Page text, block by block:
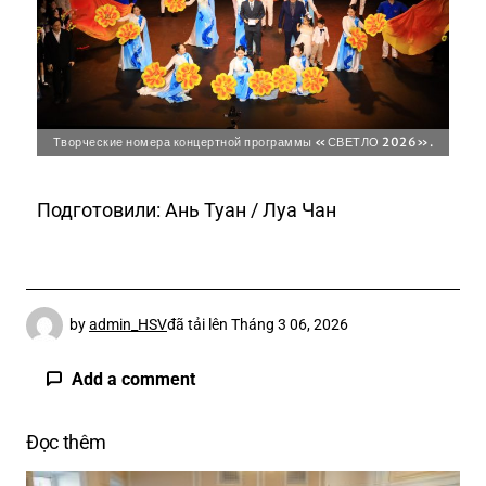
Творческие номера концертной программы «СВЕТЛО 2026».
Подготовили: Ань Туан / Луа Чан
byadmin_HSVđã tải lên Tháng 3 06, 2026
Add a comment
Email của bạn sẽ không được hiển thị công
Đọc thêm